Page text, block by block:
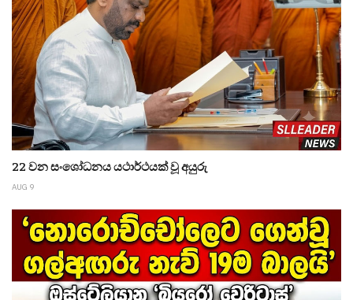
22 වන සංශෝධනය යථාර්ථයක් වූ අයුරු
AUG 9